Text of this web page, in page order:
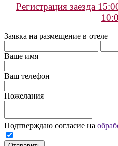
Регистрация заезда
Заявка на размещение в отеле
Ваше имя
Ваш телефон
Пожелания
Подтверждаю согласие на